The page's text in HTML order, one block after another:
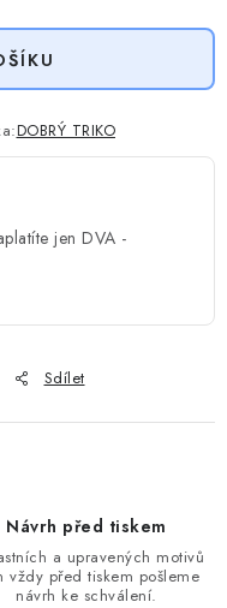
DOBRÝ TRIKO
jen DVA -
Sdílet
Návrh před tiskem
a upravených motivů
vždy před tiskem pošleme
návrh ke schválení.